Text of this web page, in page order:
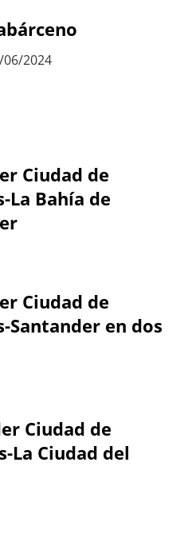
06/2024
Ciudad de
La Bahía de
Ciudad de
Santander en dos
Ciudad de
La Ciudad del